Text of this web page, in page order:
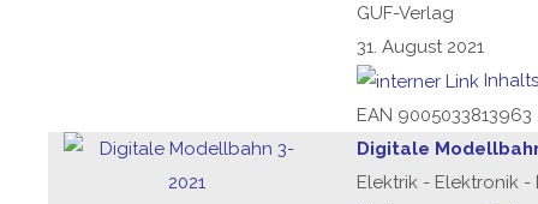
GUF-Verlag
31. August 2021
EAN 9005033813963
Digitale
Elektrik - Elektronik